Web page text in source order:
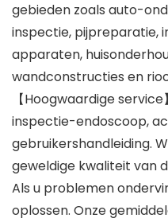
gebieden zoals auto-
inspectie, pijpreparatie,
apparaten,
wandconstructies en
【Hoogwaardige
inspectie-endoscoop,
gebruikershandleiding.
geweldige kwaliteit van
Als u problemen
oplossen. Onze